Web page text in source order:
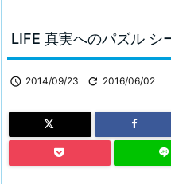
LIFE 真実へのパズル シ
 2014/09/23  2016/06/02